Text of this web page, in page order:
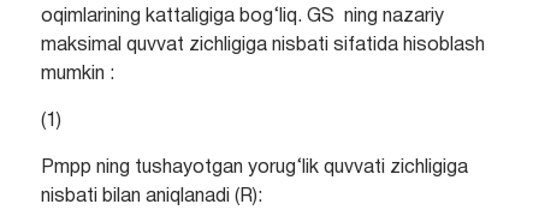
oqimlarining kattaligiga bog‘liq. GS ning nazariy
maksimal quvvat zichligiga nisbati sifatida hisoblash
mumkin :
(1)
Pmpp ning tushayotgan yorug‘lik quvvati zichligiga
nisbati bilan aniqlanadi (R):